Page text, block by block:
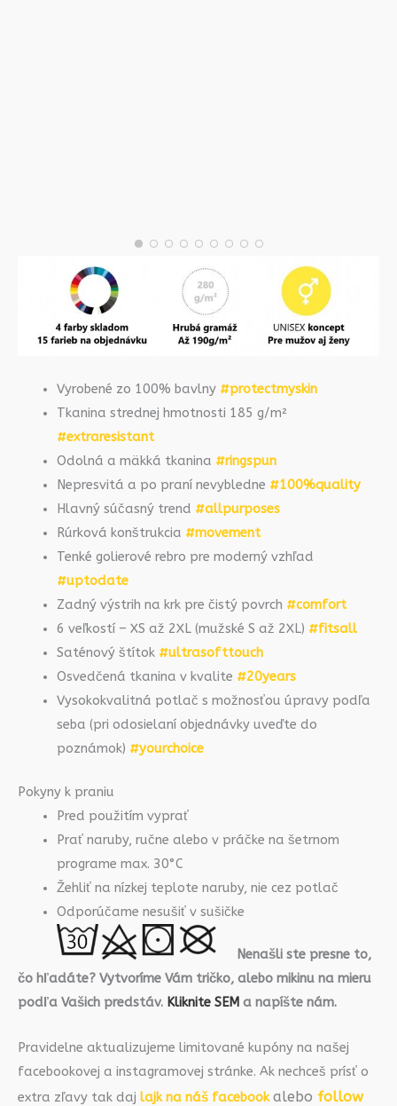
Vyrobené zo 100% bavlny #protectmyskin
Tkanina strednej hmotnosti 185 g/m²
#extraresistant
Odolná a mäkká tkanina #ringspun
Nepresvitá a po praní nevybledne #100%quality
Hlavný súčasný trend #allpurposes
Rúrková konštrukcia #movement
Tenké golierové rebro pre moderný vzhľad
#uptodate
Zadný výstrih na krk pre čistý povrch #comfort
6 veľkostí – XS až 2XL (mužské S až 2XL) #fitsall
Saténový štítok #ultrasofttouch
Osvedčená tkanina v kvalite #20years
Vysokokvalitná potlač s možnosťou úpravy podľa
seba (pri odosielaní objednávky uveďte do
poznámok) #yourchoice
Pokyny k praniu
Pred použitím vyprať
Prať naruby, ručne alebo v práčke na šetrnom
programe max. 30°C
Žehliť na nízkej teplote naruby, nie cez potlač
Odporúčame nesušiť v sušičke
Nenašli ste presne to,
čo hľadáte? Vytvoríme Vám tričko, alebo mikinu na mieru
podľa Vašich predstáv. Kliknite SEM a napíšte nám.
Pravidelne aktualizujeme limitované kupóny na našej
facebookovej a instagramovej stránke. Ak nechceš prísť o
extra zľavy tak daj lajk na náš facebookalebo follow